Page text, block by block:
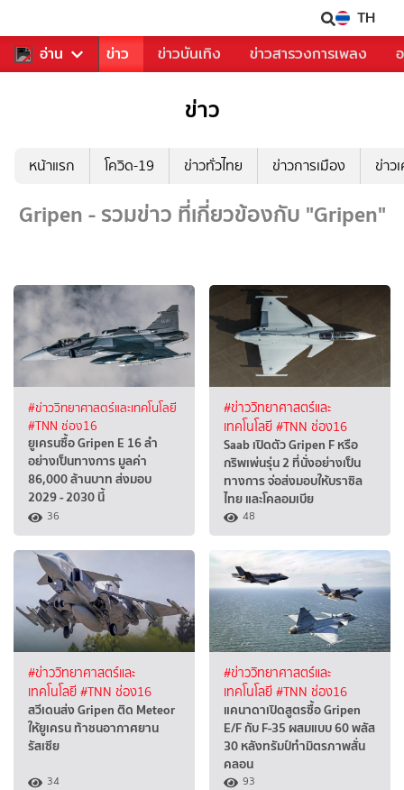
TH
อ่าน
คุณ กีฬา ข่าว ข่าวบันเทิง ข่าวสารวงการเพลง
ข่าว
หน้าแรก โควิด-19 ข่าวทั่วไทย ข่าวการเมือง ข่าว
Gripen - รวมข่าว ที่เกี่ยวข้องกับ "Gripen"
#ข่าววิทยาศาสตร์และเทคโนโลยี
#TNN ช่อง16
ยูเครนซื้อ Gripen E 16 ลำ
อย่างเป็นทางการ มูลค่า
86,000 ล้านบาท ส่งมอบ
2029 - 2030 นี้
36
#ข่าววิทยาศาสตร์และ
เทคโนโลยี#TNN ช่อง16
Saab เปิดตัว Gripen F หรือ
กริพเพ่นรุ่น 2 ที่นั่งอย่างเป็น
ทางการ จ่อส่งมอบให้บราซิล
ไทย และโคลอมเบีย
48
#ข่าววิทยาศาสตร์และ
เทคโนโลยี#TNN ช่อง16
สวีเดนส่ง Gripen ติด Meteor
ให้ยูเครน ท้าชนอากาศยาน
รัสเซีย
34
#ข่าววิทยาศาสตร์และ
เทคโนโลยี#TNN ช่อง16
แคนาดาเปิดสูตรซื้อ Gripen
E/F กับ F-35 ผสมแบบ 60 พลัส
30 หลังทรัมป์ทำมิตรภาพสั่น
คลอน
93